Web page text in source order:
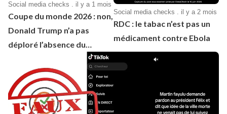
Social media checks . il y a 1 mois
Coupe du monde 2026 : non,
Donald Trump n’a pas
déploré l’absence du
compétition de football
Social media checks . il y a 2 mois
RDC : le tabac n’est pas un
médicament contre Ebola